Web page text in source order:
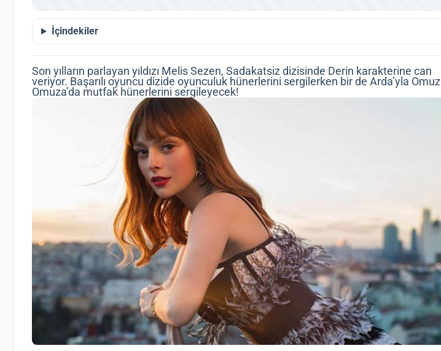
İçindekiler
Son yılların parlayan yıldızı Melis Sezen, Sadakatsiz dizisinde Derin karakterine can
veriyor. Başarılı oyuncu dizide oyunculuk hünerlerini sergilerken bir de Arda’yla Omuz
Omuza’da mutfak hünerlerini sergileyecek!